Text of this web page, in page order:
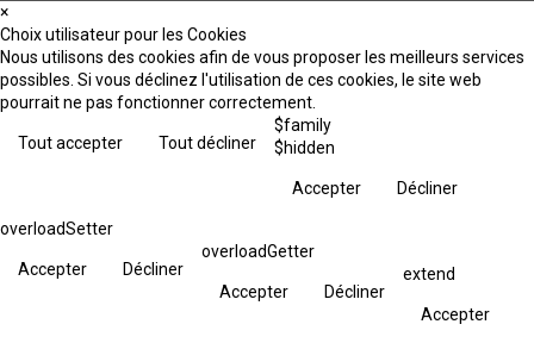
×
Choix utilisateur pour les Cookies
Nous utilisons des cookies afin de vous proposer les meilleurs services
possibles. Si vous déclinez l'utilisation de ces cookies, le site web
pourrait ne pas fonctionner correctement.
Tout accepter Tout décliner
$family
$hidden
Accepter Décliner
overloadSetter
Accepter Décliner
overloadGetter
Accepter Décliner
extend
Accepter